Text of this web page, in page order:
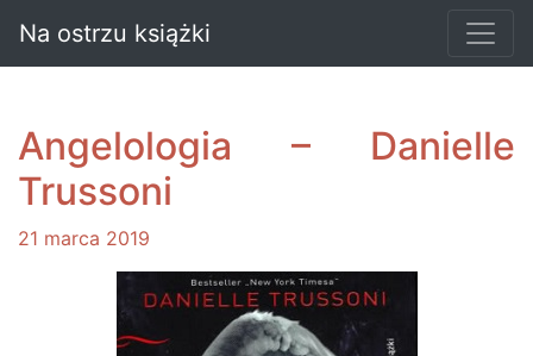
Na ostrzu książki
Angelologia – Danielle
Trussoni
21 marca 2019